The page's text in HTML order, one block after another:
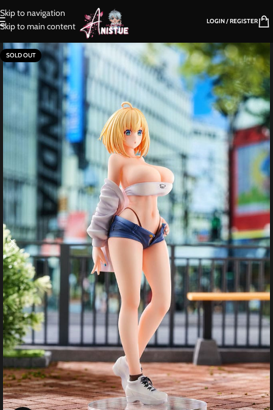
Skip to navigation
Skip to main content
LOGIN / REGISTER
SOLD OUT